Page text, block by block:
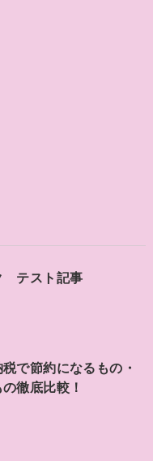
テスト記事
で節約になるもの・
徹底比較！